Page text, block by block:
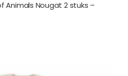
Animals Nougat 2 stuks –